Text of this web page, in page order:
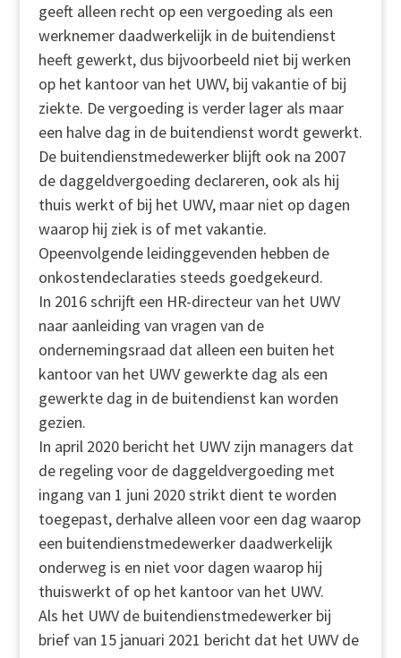
geeft alleen recht op een vergoeding als een
werknemer daadwerkelijk in de buitendienst
heeft gewerkt, dus bijvoorbeeld niet bij werken
op het kantoor van het UWV, bij vakantie of bij
ziekte. De vergoeding is verder lager als maar
een halve dag in de buitendienst wordt gewerkt.
De buitendienstmedewerker blijft ook na 2007
de daggeldvergoeding declareren, ook als hij
thuis werkt of bij het UWV, maar niet op dagen
waarop hij ziek is of met vakantie.
Opeenvolgende leidinggevenden hebben de
onkostendeclaraties steeds goedgekeurd.
In 2016 schrijft een HR-directeur van het UWV
naar aanleiding van vragen van de
ondernemingsraad dat alleen een buiten het
kantoor van het UWV gewerkte dag als een
gewerkte dag in de buitendienst kan worden
gezien.
In april 2020 bericht het UWV zijn managers dat
de regeling voor de daggeldvergoeding met
ingang van 1 juni 2020 strikt dient te worden
toegepast, derhalve alleen voor een dag waarop
een buitendienstmedewerker daadwerkelijk
onderweg is en niet voor dagen waarop hij
thuiswerkt of op het kantoor van het UWV.
Als het UWV de buitendienstmedewerker bij
brief van 15 januari 2021 bericht dat het UWV de